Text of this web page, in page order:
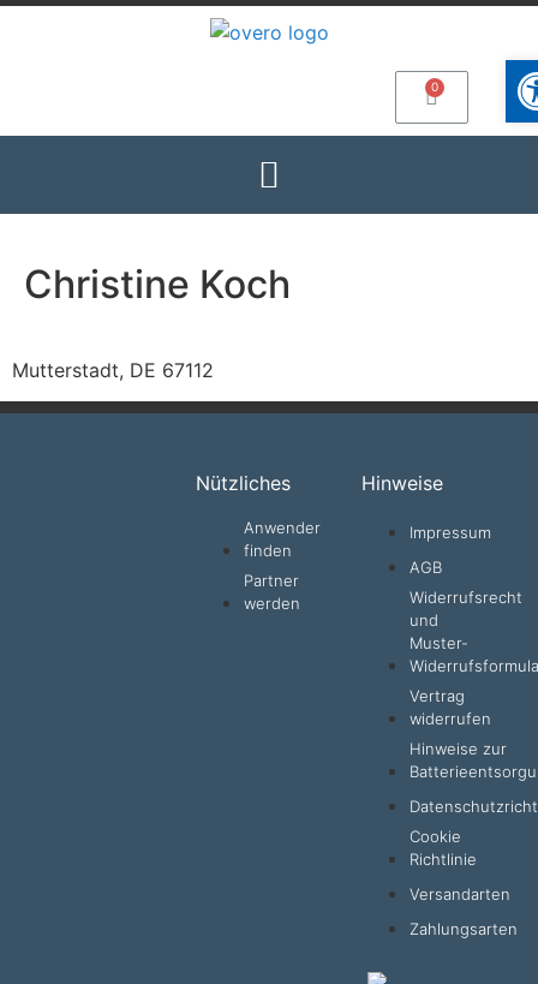
Christine Koch
Mutterstadt, DE 67112
Nützliches
Anwender
finden
Partner
werden
Hinweise
Impressum
AGB
Widerrufsrecht
und
Muster-
Vertrag
widerrufen
Hinweise zur
Cookie
Richtlinie
Versandarten
Zahlungsarten